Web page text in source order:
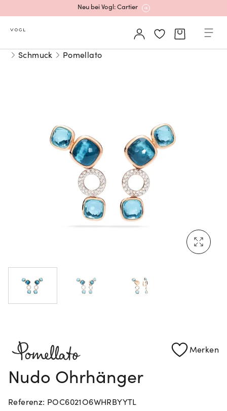
Neu bei Vogl: Cartier
Mehr erfahren: Ikonische Uhren von Cartier
Neu bei Vogl: Uhren von Grand Seiko
Neu bei Vogl: Cartier
Rolex Certified Pre-Owned entdecken
Schmuck Pomellato
Merken
Nudo Ohrhänger
Referenz: POC6021O6WHRBYYTL